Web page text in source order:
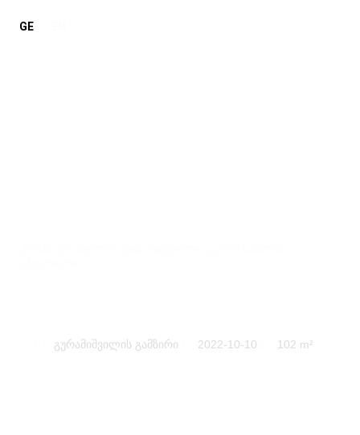
GE
გურამიშვილის გამზირი 2022-10-10 102 m²